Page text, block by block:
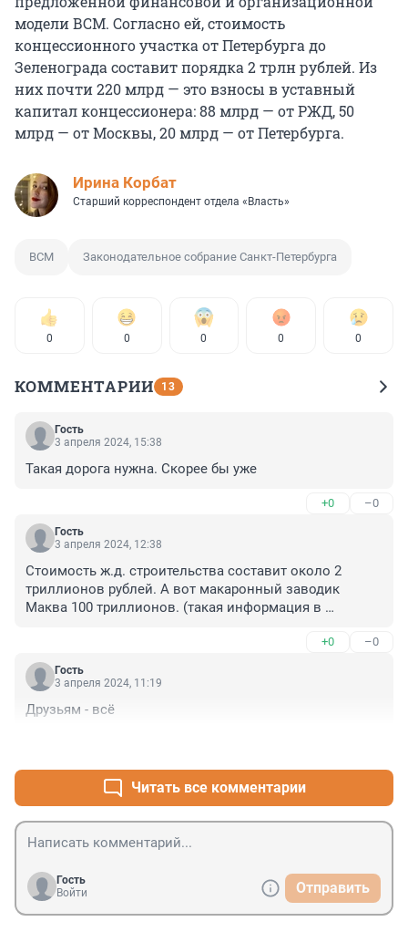
модели ВСМ. Согласно ей, стоимость
концессионного участка от Петербурга до
Зеленограда составит порядка 2 трлн рублей. Из
них почти 220 млрд — это взносы в уставный
капитал концессионера: 88 млрд — от РЖД, 50
млрд — от Москвы, 20 млрд — от Петербурга.
Иpина Корбат
Старший корреспондент отдела «Власть»
ВСМ Законодательное собрание Санкт-Петербурга
0 0 0 0 0
КОММЕНТАРИИ 13
Гость
3 апреля 2024, 15:38
Такая дорога нужна. Скорее бы уже
+0 –0
Гость
3 апреля 2024, 12:38
Стоимость ж.д. строительства составит около 2
триллионов рублей. А вот макаронный заводик
Маква 100 триллионов. (такая информация в
+0 –0
Гость
3 апреля 2024, 11:19
Друзьям - всё
Читать все комментарии
Гость
Войти
Отправить